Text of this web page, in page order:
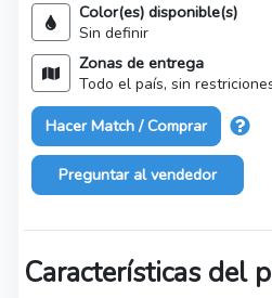
Color(es) disponible(s)
Sin definir
Zonas de entrega
Todo el país, sin
Hacer Match / Comprar
Preguntar al vendedor
Características del